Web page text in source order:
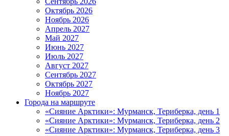
Октябрь 2026
Ноябрь 2026
Апрель 2027
Май 2027
Июнь 2027
Июль 2027
Август 2027
Сентябрь 2027
Октябрь 2027
Ноябрь 2027
Города на маршруте
«Сияние Арктики»: Мурманск, Териберка, день 1
«Сияние Арктики»: Мурманск, Териберка, день 2
«Сияние Арктики»: Мурманск, Териберка, день 3